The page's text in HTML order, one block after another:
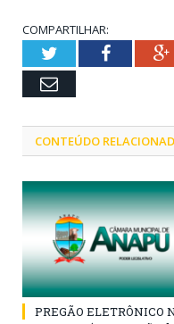
COMPARTILHAR:
TwitterFacebook
Email
CONTEÚDO
PREGÃO ELETRÔNICO